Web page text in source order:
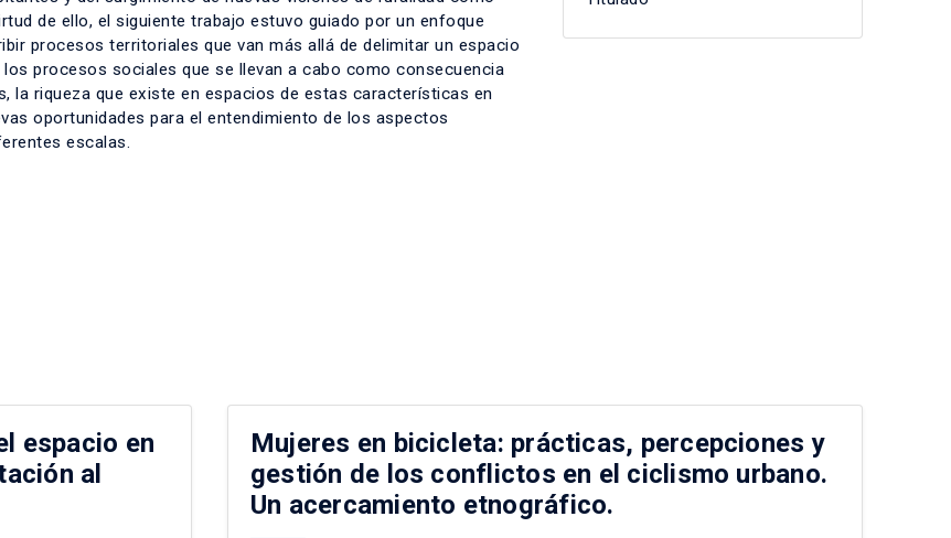
de ello, el siguiente trabajo estuvo guiado por un enfoque
procesos territoriales que van más allá de delimitar un espacio
procesos sociales que se llevan a cabo como consecuencia
la riqueza que existe en espacios de estas características en
oportunidades para el entendimiento de los aspectos
escalas.
espacio en
al
Mujeres en bicicleta: prácticas, percepciones y
gestión de los conflictos en el ciclismo urbano.
Un acercamiento etnográfico.